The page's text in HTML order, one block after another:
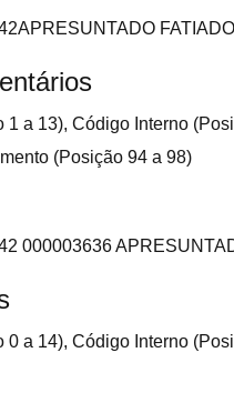
1 a 13), Código Interno
(Posição 94 a 98)
000003636
0 a 14), Código Interno